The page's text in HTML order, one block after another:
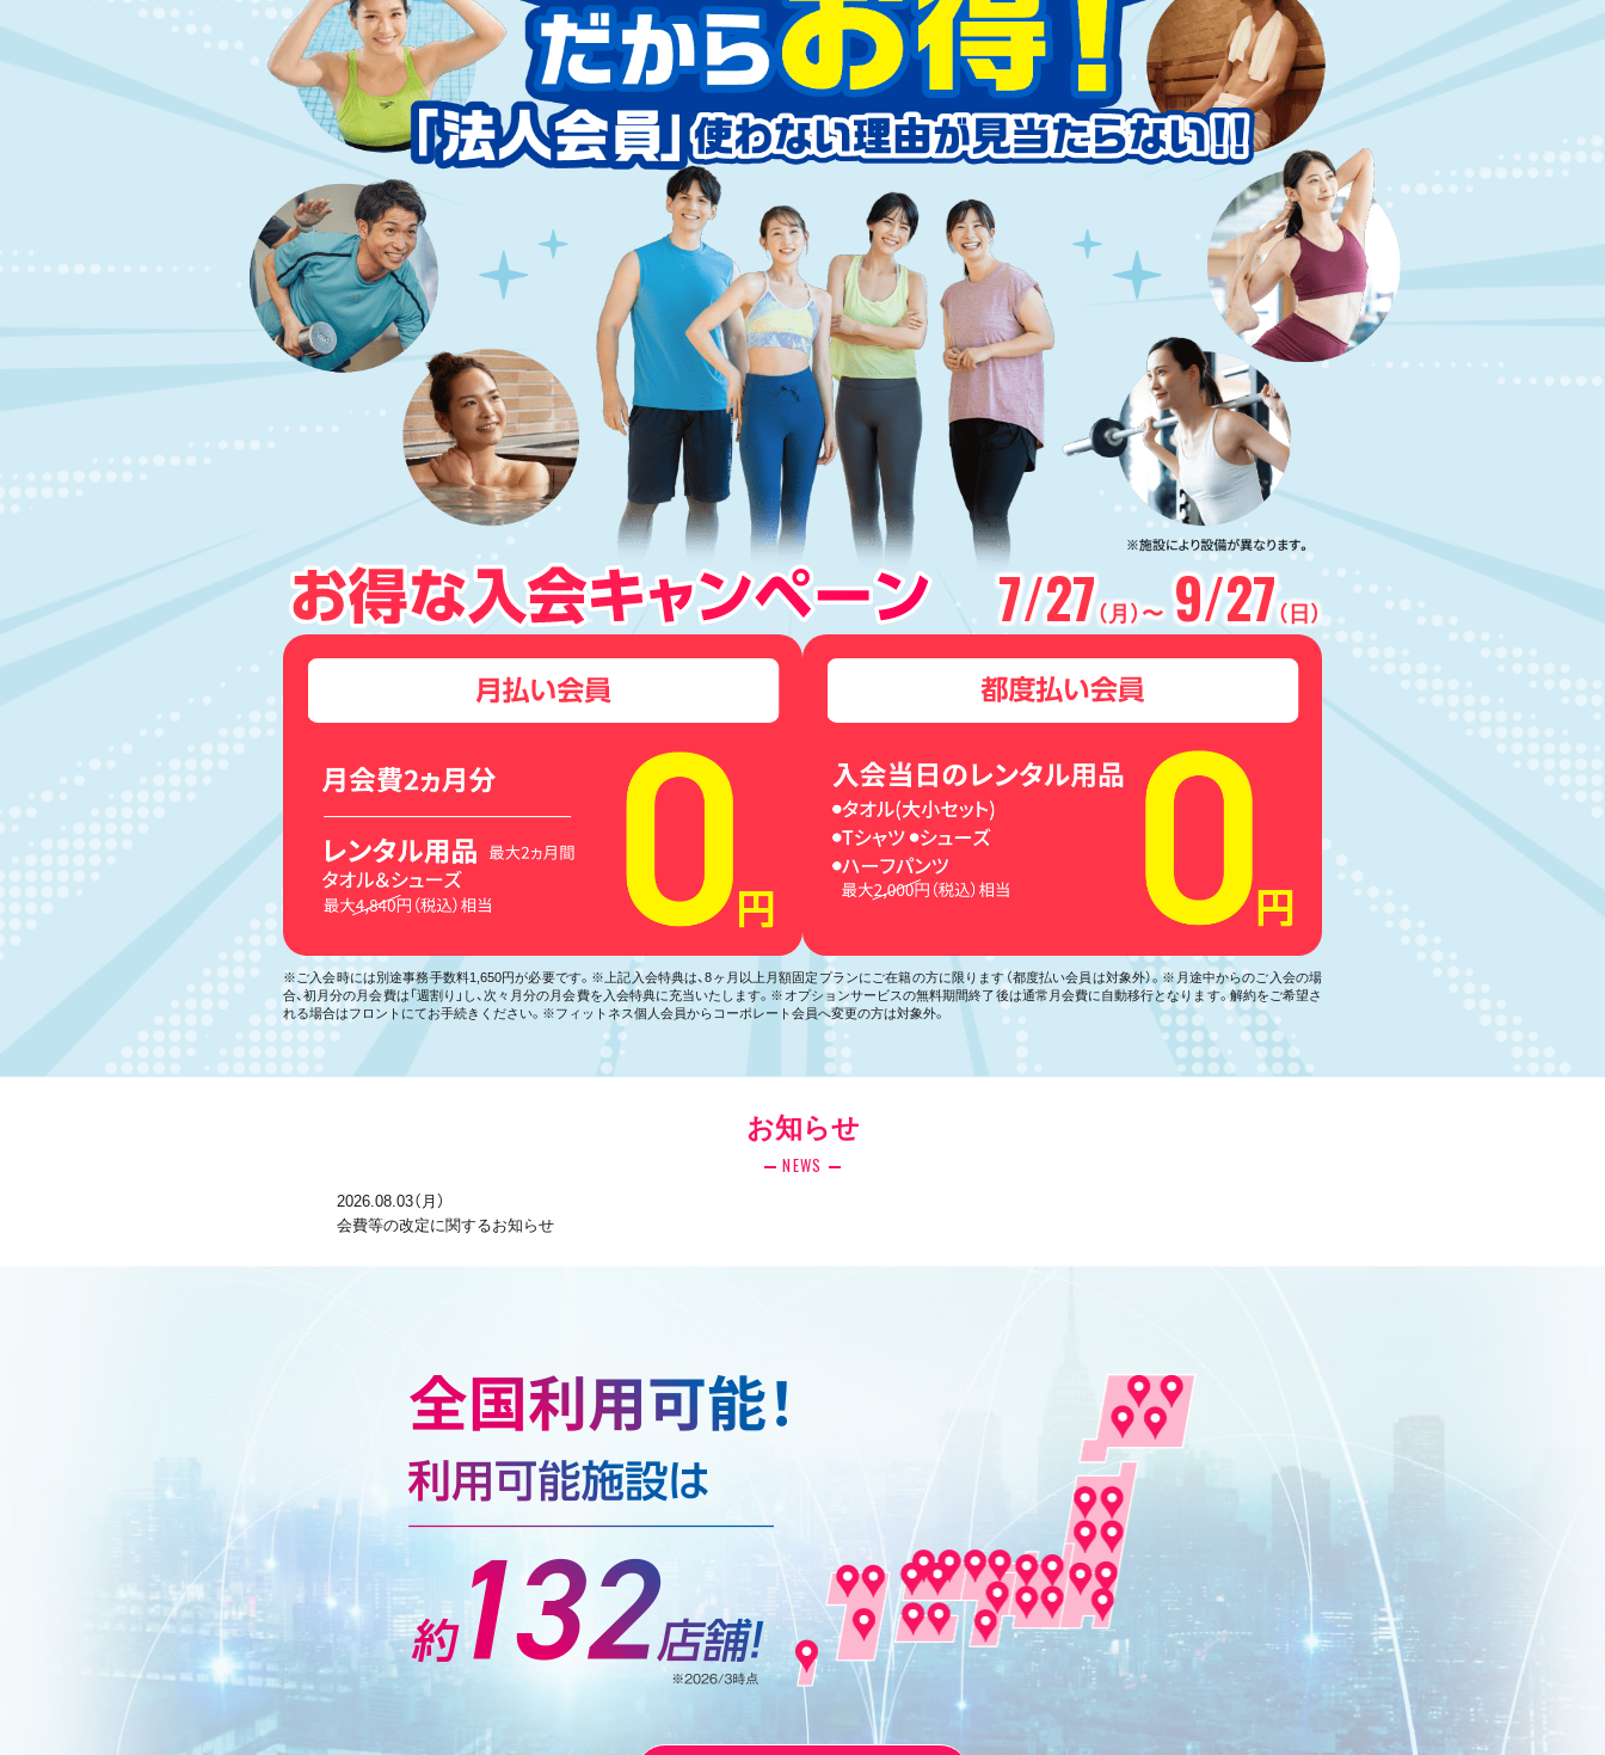
7/27（月）〜 9/27（日）
※ご入会時には別途事務手数料1,650円が必要です。※上記入会特典は、8ヶ月以上月額固定プランにご在籍の方に限ります（都度払い会員は対象外）。※月途中からのご入会の場
合、初月分の月会費は「週割り」し、次々月分の月会費を入会特典に充当いたします。※オプションサービスの無料期間終了後は通常月会費に自動移行となります。解約をご希望さ
れる場合はフロントにてお手続きください。※フィットネス個人会員からコーポレート会員へ変更の方は対象外。
お知らせ
NEWS
2026.08.03（月）
会費等の改定に関するお知らせ